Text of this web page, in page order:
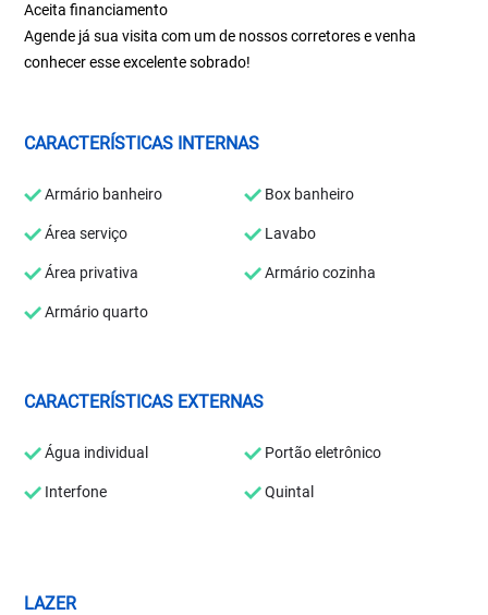
Aceita financiamento
Agende já sua visita com um de nossos corretores e venha
conhecer esse excelente sobrado!
CARACTERÍSTICAS INTERNAS
Armário banheiro Box banheiro
Área serviço Lavabo
Área privativa Armário cozinha
Armário quarto
CARACTERÍSTICAS EXTERNAS
Água individual Portão eletrônico
Interfone Quintal
LAZER